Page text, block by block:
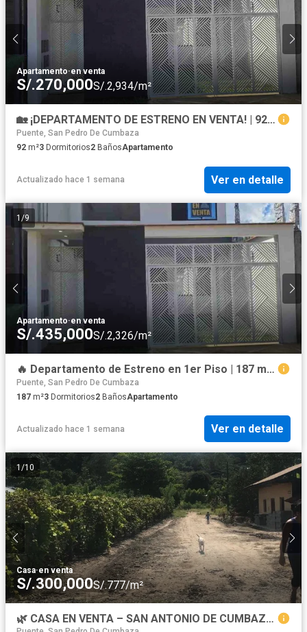
Apartamento·en venta
S/.270,000S/.2,934/m²
🏡 ¡DEPARTAMENTO DE ESTRENO EN VENTA! | 92 m² | 3 Dormitorios | S/270,000 | Tarapoto
Puente, San Pedro De Cumbaza
92 m²3 Dormitorios2 BañosApartamento
Actualizado hace 1 semana Ver en detalle
1 /9
Apartamento·en venta
S/.435,000S/.2,326/m²
🔥 Departamento de Estreno en 1er Piso | 187 m² | Jardín + Cochera | Jr. Bolognesi | S/435,000
Puente, San Pedro De Cumbaza
187 m²3 Dormitorios2 BañosApartamento
Actualizado hace 1 semana Ver en detalle
1/10
Casa·en venta
S/.300,000S/.777/m²
🌿 CASA EN VENTA – SAN ANTONIO DE CUMBAZA 🌿